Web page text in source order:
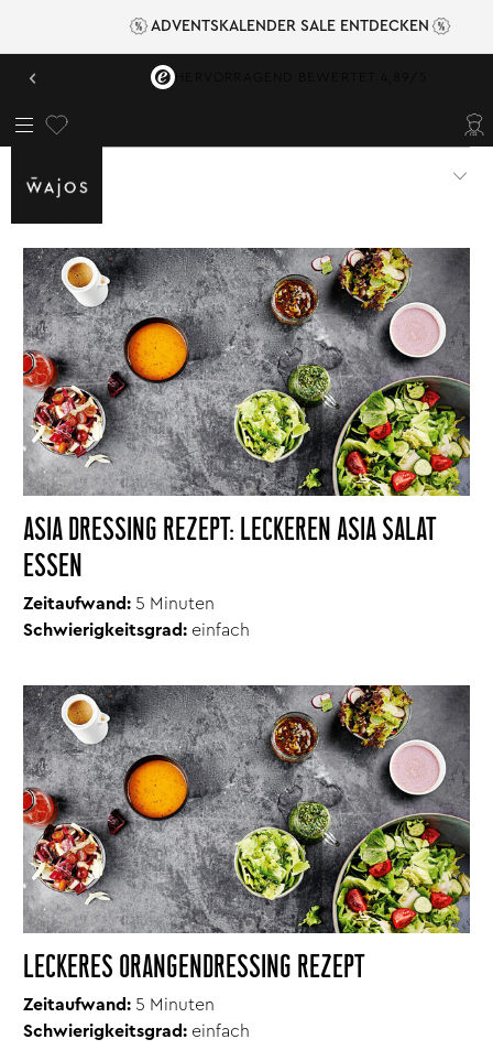
ADVENTSKALENDER SALE ENTDECKEN
‹ VERSANDKOSTENFREI AB 49,95 €
SALATE
DRESSINGS
ASIA DRESSING REZEPT: LECKEREN ASIA SALAT
ESSEN
Zeitaufwand: 5 Minuten
Schwierigkeitsgrad: einfach
LECKERES ORANGENDRESSING REZEPT
Zeitaufwand: 5 Minuten
Schwierigkeitsgrad: einfach